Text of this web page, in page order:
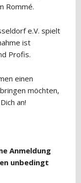
Rommé.
e.V. spielt
ist
Profis.
einen
möchten,
an!
Anmeldung
unbedingt